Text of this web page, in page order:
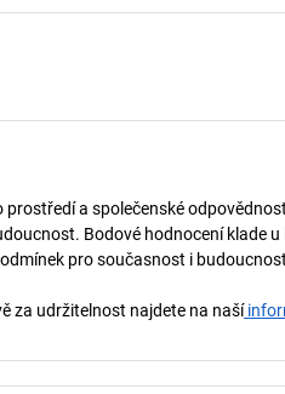
a společenské
Bodové hodnocení klade
pro současnost i
za udržitelnost najdete na naší